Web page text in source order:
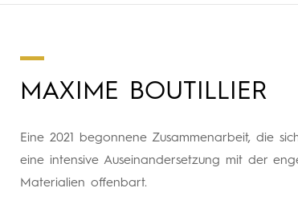
MAXIME BOUTILLIER
Eine 2021 begonnene Zusammenarbeit, die
eine intensive Auseinandersetzung mit der
Materialien offenbart.